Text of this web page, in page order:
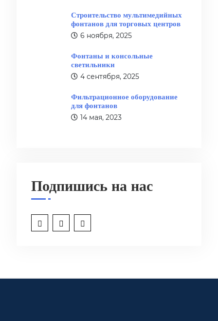
Строительство мультимедийных
фонтанов для торговых центров
6 ноября, 2025
Фонтаны и консольные
светильники
4 сентября, 2025
Фильтрационное оборудование
для фонтанов
14 мая, 2023
Подпишись на нас